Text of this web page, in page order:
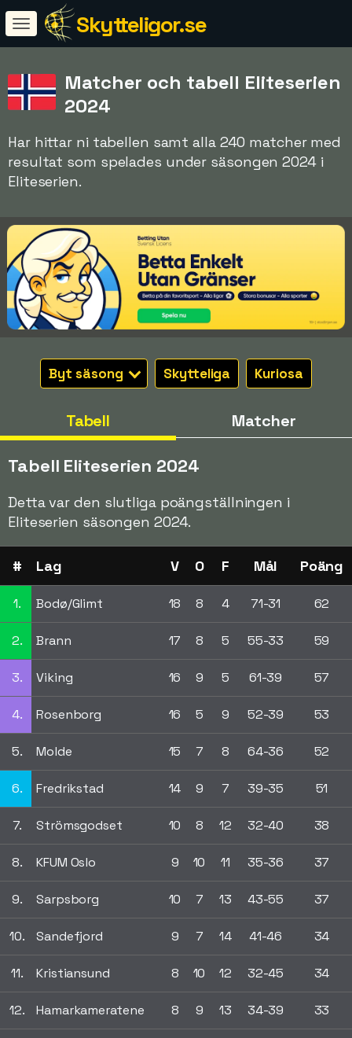
Skytteligor.se
Matcher och tabell Eliteserien
2024
Har hittar ni tabellen samt alla 240 matcher med
resultat som spelades under säsongen 2024 i
Eliteserien.
Byt säsong Skytteliga Kuriosa
Tabell Matcher
Tabell Eliteserien 2024
Detta var den slutliga poängställningen i
Eliteserien säsongen 2024.
# Lag V O F Mål Poäng
1. Bodø/Glimt 18 8 4 71-31 62
2. Brann 17 8 5 55-33 59
3. Viking 16 9 5 61-39 57
4. Rosenborg 16 5 9 52-39 53
5. Molde 15 7 8 64-36 52
6. Fredrikstad 14 9 7 39-35 51
7. Strömsgodset 10 8 12 32-40 38
8. KFUM Oslo 9 10 11 35-36 37
9. Sarpsborg 10 7 13 43-55 37
10. Sandefjord 9 7 14 41-46 34
11. Kristiansund 8 10 12 32-45 34
12. Hamarkameratene 8 9 13 34-39 33